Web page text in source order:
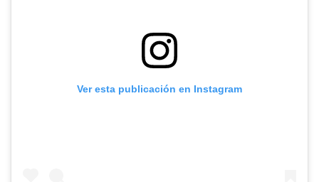
Ver esta publicación en Instagram